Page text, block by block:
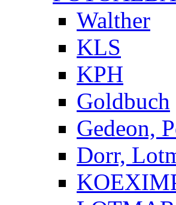
Walther
KLS
KPH
Goldbuch
Gedeon,
Dorr,